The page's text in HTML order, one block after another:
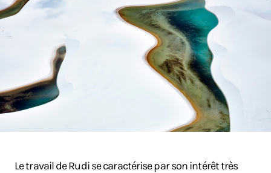
Le travail de Rudi se caractérise par son intérêt très